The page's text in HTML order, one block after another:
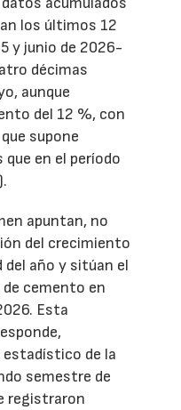
los últimos 12
y junio de 2026-
décimas
aunque
del 12 %, con
supone
en el período
apuntan, no
del crecimiento
año y sitúan el
cemento en
Esta
de la
semestre de
registraron